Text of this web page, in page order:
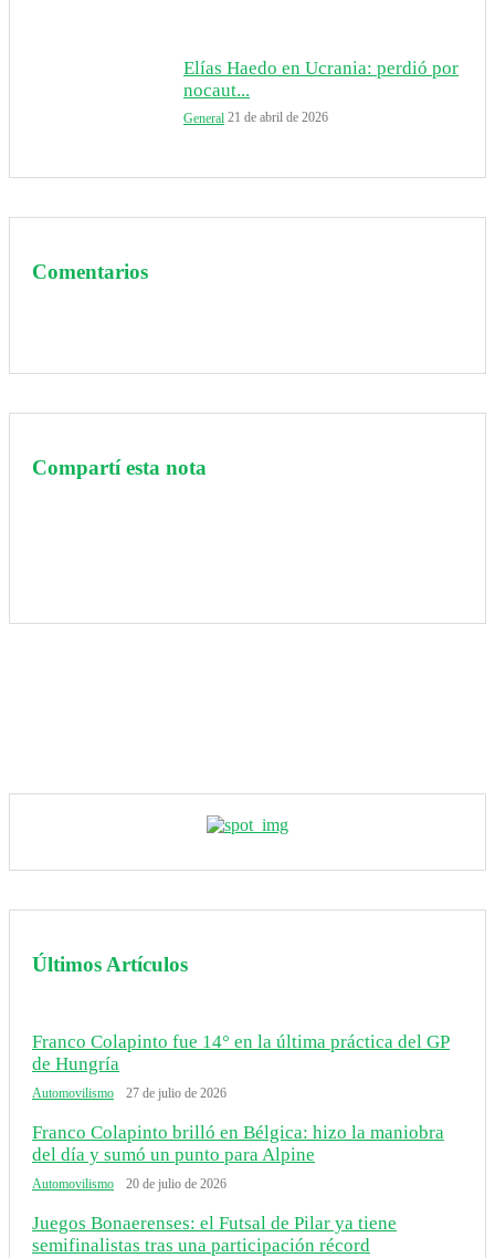
Elías Haedo en Ucrania: perdió por
nocaut...
General 21 de abril de 2026
Comentarios
Compartí esta nota
Últimos Artículos
Franco Colapinto fue 14° en la última práctica del GP
de Hungría
Automovilismo 27 de julio de 2026
Franco Colapinto brilló en Bélgica: hizo la maniobra
del día y sumó un punto para Alpine
Automovilismo 20 de julio de 2026
Juegos Bonaerenses: el Futsal de Pilar ya tiene
semifinalistas tras una participación récord